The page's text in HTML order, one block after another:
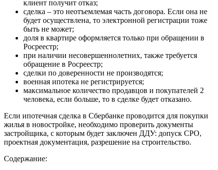
клиент получит отказ;
сделка – это неотъемлемая часть договора. Если она не
будет осуществлена, то электронной регистрации тоже
быть не может;
доля в квартире оформляется только при обращении в
Росреестр;
при наличии несовершеннолетних, также требуется
обращение в Росреестр;
сделки по доверенности не производятся;
военная ипотека не регистрируется;
максимальное количество продавцов и покупателей 2
человека, если больше, то в сделке будет отказано.
Если ипотечная сделка в Сбербанке проводится для покупки
жилья в новостройке, необходимо проверить документы
застройщика, с которым будет заключен ДДУ: допуск СРО,
проектная документация, разрешение на строительство.
Содержание: